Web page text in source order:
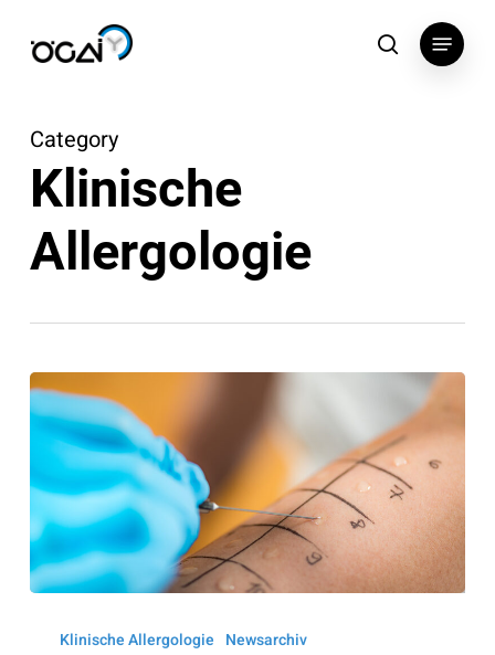
search
Menu
Category
Klinische
Allergologie
proudly
Klinische Allergologie Newsarchiv